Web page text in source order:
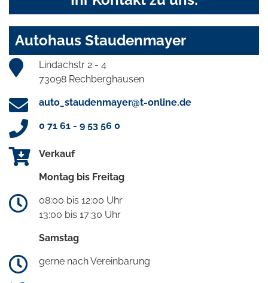
Autohaus Staudenmayer
Lindachstr 2 - 4
73098 Rechberghausen
auto_staudenmayer@t-online.de
0 71 61 - 9 53 56 0
Verkauf
Montag bis Freitag
08:00 bis 12:00 Uhr
13:00 bis 17:30 Uhr
Samstag
gerne nach Vereinbarung